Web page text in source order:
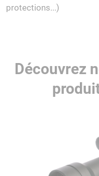
protections...)
Découvrez